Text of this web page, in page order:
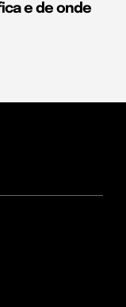
e de onde